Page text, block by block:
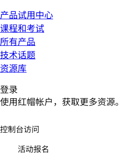
产品试用中心
课程和考试
所有产品
技术话题
资源库
登录
使用红帽帐户，获取更多资源。
控制台访问
活动报名